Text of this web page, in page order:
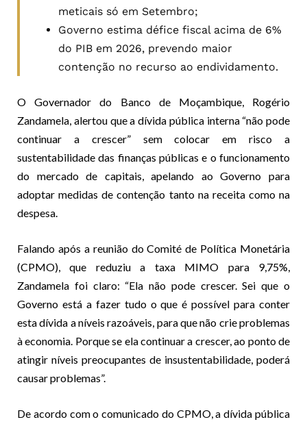
meticais só em Setembro;
Governo estima défice fiscal acima de 6%
do PIB em 2026, prevendo maior
contenção no recurso ao endividamento.
O Governador do Banco de Moçambique, Rogério
Zandamela, alertou que a dívida pública interna “não pode
continuar a crescer” sem colocar em risco a
sustentabilidade das finanças públicas e o funcionamento
do mercado de capitais, apelando ao Governo para
adoptar medidas de contenção tanto na receita como na
despesa.
Falando após a reunião do Comité de Política Monetária
(CPMO), que reduziu a taxa MIMO para 9,75%,
Zandamela foi claro: “Ela não pode crescer. Sei que o
Governo está a fazer tudo o que é possível para conter
esta dívida a níveis razoáveis, para que não crie problemas
à economia. Porque se ela continuar a crescer, ao ponto de
atingir níveis preocupantes de insustentabilidade, poderá
causar problemas”.
De acordo com o comunicado do CPMO, a dívida pública